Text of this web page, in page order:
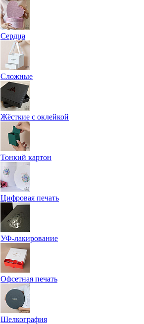
Сердца
Сложные
Жёсткие с оклейкой
Тонкий картон
Цифровая печать
УФ-лакирование
Офсетная печать
Шелкография